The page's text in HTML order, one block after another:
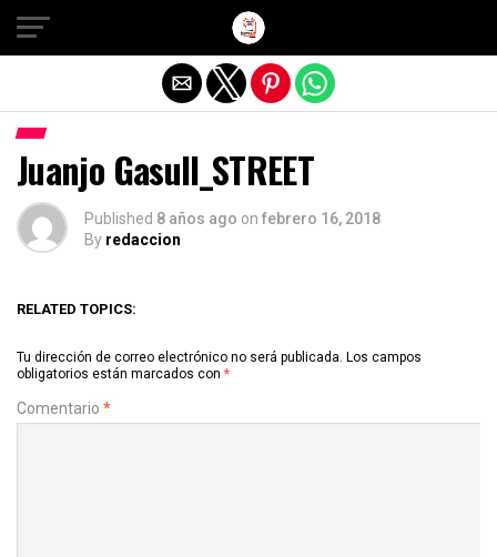
Juanjo Gasull_STREET
Published 8 años ago on febrero 16, 2018
By redaccion
RELATED TOPICS:
Tu dirección de correo electrónico no será publicada. Los campos
obligatorios están marcados con *
Comentario *
Salir de la versión móvil